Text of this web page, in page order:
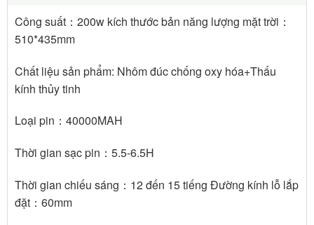
Công suất：200w kích thước bản năng lượng mặt trời：
510*435mm
Chất liệu sản phẩm: Nhôm đúc chống oxy hóa+Thấu
kính thủy tinh
Loại pin：40000MAH
Thời gian sạc pin：5.5-6.5H
Thời gian chiếu sáng：12 đến 15 tiếng Đường kính lỗ lắp
đặt：60mm